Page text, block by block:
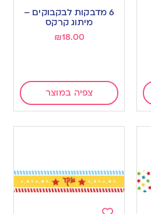
to
wishlist
6 מדבקות לבקבוקים –
מיתוג קרקס
₪18.00
צפיה במוצר